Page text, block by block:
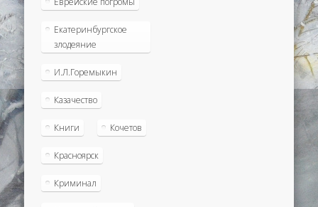
Екатеринбургское
злодеяние
И.Л.Горемыкин
Казачество
Книги Кочетов
Красноярск
Криминал